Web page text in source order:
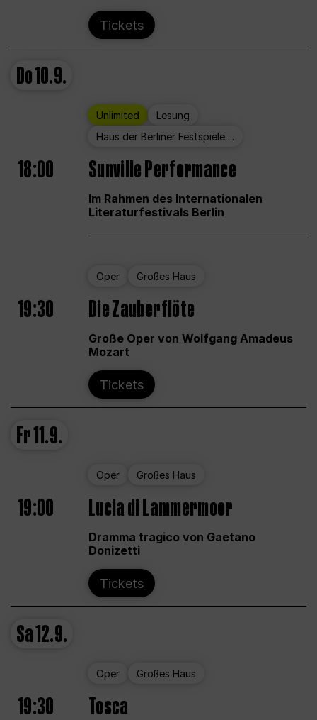
Tickets
Do10.9.
Unlimited
Lesung
Haus der Berliner Festspiele ...
18:00 Sunville Performance
Im Rahmen des Internationalen
Literaturfestivals Berlin
Oper Großes Haus
19:30 Die Zauberflöte
Große Oper von Wolfgang Amadeus
Mozart
Tickets
Fr11.9.
Oper Großes Haus
19:00 Lucia di Lammermoor
Dramma tragico von Gaetano
Donizetti
Tickets
Sa12.9.
Oper Großes Haus
19:30 Tosca